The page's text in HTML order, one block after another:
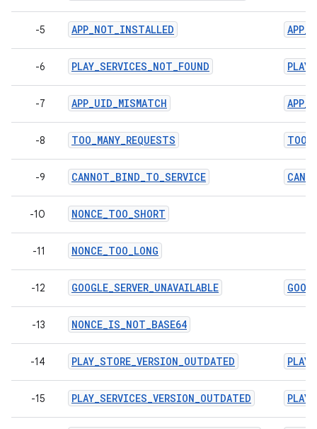
-5 APP_NOT_INSTALLED
-6 PLAY_SERVICES_NOT_FOUND
-7 APP_UID_MISMATCH
-8 TOO_MANY_REQUESTS
-9 CANNOT_BIND_TO_SERVICE
-10 NONCE_TOO_SHORT
-11 NONCE_TOO_LONG
-12 GOOGLE_SERVER_UNAVAILABLE
-13 NONCE_IS_NOT_BASE64
-14 PLAY_STORE_VERSION_OUTDATED
-15 PLAY_SERVICES_VERSION_OUTDATED